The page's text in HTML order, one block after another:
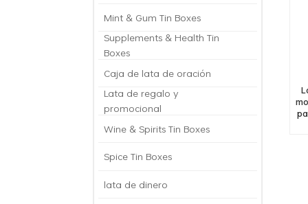
Mint & Gum Tin Boxes
Supplements & Health Tin
Boxes
Caja de lata de oración
Lata de regalo y
promocional
Wine & Spirits Tin Boxes
Spice Tin Boxes
lata de dinero